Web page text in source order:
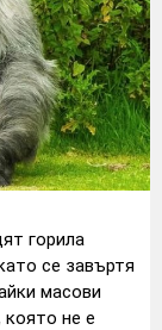
горила
се завъртя
масови
която не е